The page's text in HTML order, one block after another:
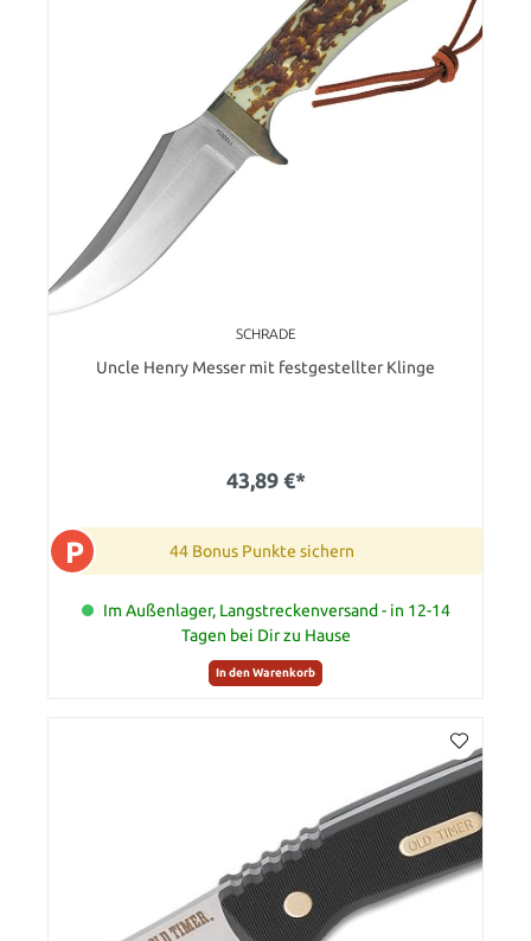
SCHRADE
Uncle Henry Messer mit festgestellter Klinge
43,89 €*
P 44 Bonus Punkte sichern
Im Außenlager, Langstreckenversand - in 12-14
Tagen bei Dir zu Hause
In den Warenkorb